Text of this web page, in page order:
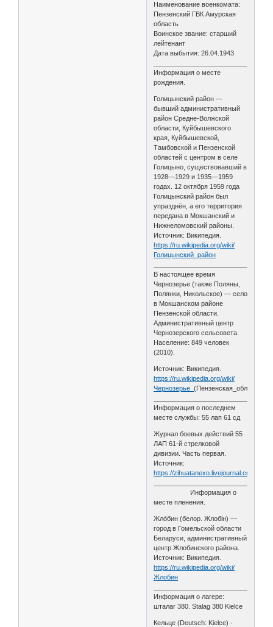
Наименование военкомата:
Пензенский ГВК Амурская
область
Воинское звание: старший
лейтенант
Дата выбытия: 26.04.1943
Информация о месте
рождения.
Голицынский район —
бывший административный
район Средне-Волжской
области, Куйбышевского
края, Куйбышевской,
Тамбовской и Пензенской
областей с центром в селе
Голицыно, существовавший в
1928—1929 и 1935—1959
годах. 12 октября 1959 года
Голицынский район был
упразднён, а его территория
передана в Мокшанский и
Нижнеломовский районы.
Источник: Википедия.
https://ru.wikipedia.org/wiki/
Голицынский_район
В настоящее время
Чернозерье (также Поляны,
Полянки, Никольское) — село
в Мокшанском районе
Пензенской области.
Административный центр
Чернозерского сельсовета.
Население: 849 человек
(2010).
Источник: Википедия.
https://ru.wikipedia.org/wiki/
Чернозерье_(Пензенская_область)
Информация о последнем
месте службы: 55 лап 61 сд
Журнал боевых действий 55
ЛАП 61-й стрелковой
дивизии. Часть первая.
Источник:
https://zihuatanexo.livejournal.com/
Информация о
месте пленения.
Жло́бин (белор. Жлобін) —
город в Гомельской области
Беларуси, административный
центр Жлобинского района.
Источник: Википедия.
https://ru.wikipedia.org/wiki/
Жлобин
Информация о лагере:
шталаг 380. Stalag 380 Kielce
Кельце (Deutsch: Kielce) -